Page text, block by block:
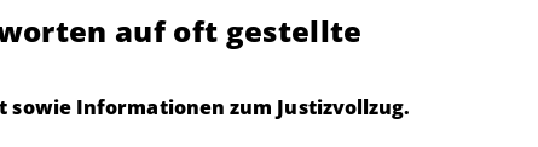
auf oft gestellte
Informationen zum Justizvollzug.